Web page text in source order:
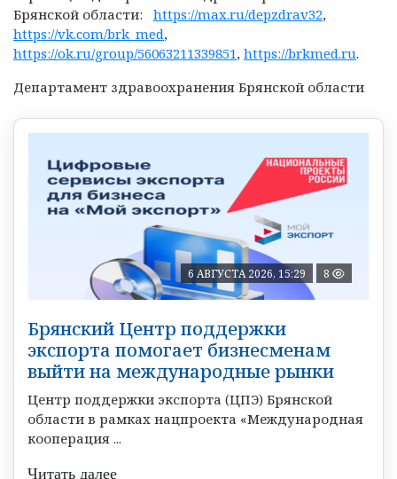
Брянской области: https://max.ru/depzdrav32,
https://vk.com/brk_med,
https://ok.ru/group/56063211339851, https://brkmed.ru.
Департамент здравоохранения Брянской области
6 АВГУСТА 2026, 15:29 8
Брянский Центр поддержки
экспорта помогает бизнесменам
выйти на международные рынки
Центр поддержки экспорта (ЦПЭ) Брянской
области в рамках нацпроекта «Международная
кооперация ...
Читать далее